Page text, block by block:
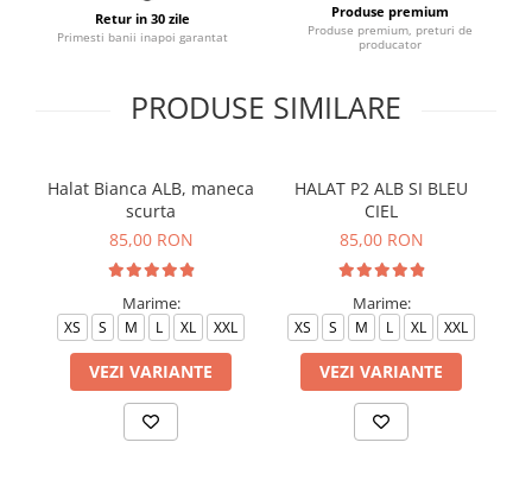
Retur in 30 zile
Primesti banii inapoi garantat
Produse premium
Produse premium, preturi de
producator
PRODUSE SIMILARE
Halat Bianca ALB, maneca
scurta
85,00 RON
Marime:
XS S M L XL XXL
VEZI VARIANTE
HALAT P2 ALB SI BLEU
CIEL
85,00 RON
Marime:
XS S M L XL XXL
VEZI VARIANTE